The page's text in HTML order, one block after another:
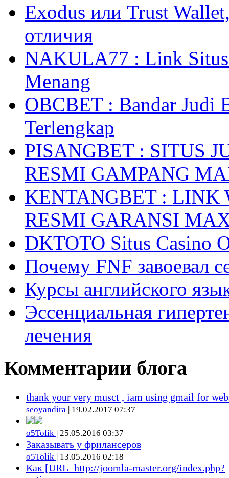
Exodus или Trust
отличия
NAKULA77 : Link Situs
Menang
OBCBET : Bandar Judi
Terlengkap
PISANGBET : SITUS
RESMI GAMPANG
KENTANGBET : LINK
RESMI GARANSI
DKTOTO Situs Casino
Почему FNF завоевал
Курсы английского
Эссенциальная
лечения
Комментарии блога
thank your very musct , iam using gmail for
seoyandira | 19.02.2017 07:37
o5Tolik | 25.05.2016 03:37
Заказывать у фрилансеров
o5Tolik | 13.05.2016 02:18
Как [URL=http://joomla-master.org/index.php?